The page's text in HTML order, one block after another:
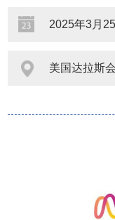
2025年3月
美国达拉斯